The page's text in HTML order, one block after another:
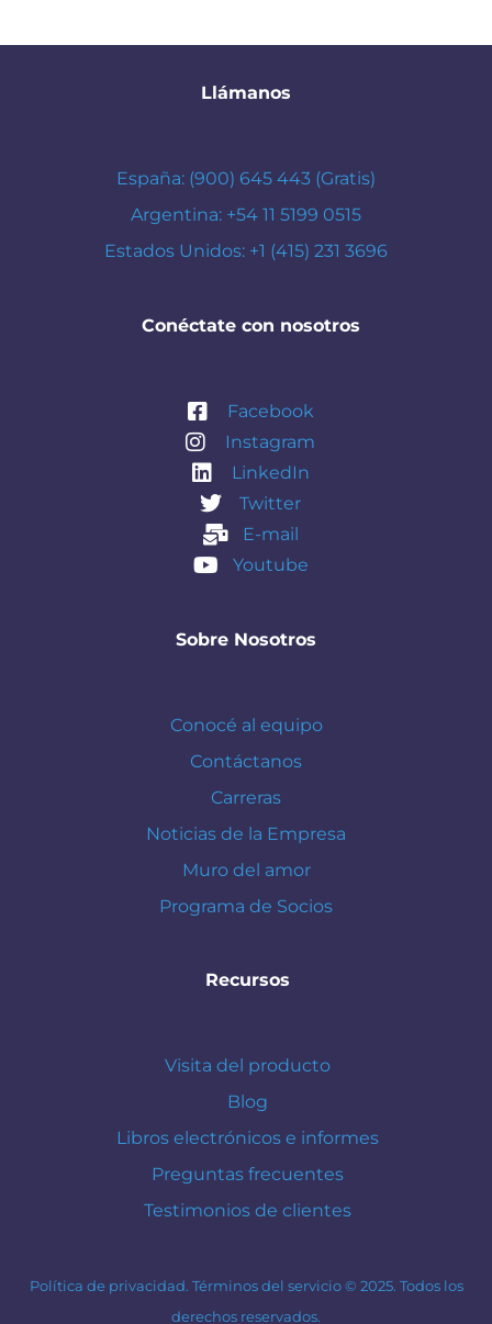
Llámanos
España: (900) 645 443 (Gratis)
Argentina: +54 11 5199 0515
Estados Unidos: +1 (415) 231 3696
Conéctate con nosotros
Facebook
Instagram
LinkedIn
Twitter
E-mail
Youtube
Sobre Nosotros
Conocé al equipo
Contáctanos
Carreras
Noticias de la Empresa
Muro del amor
Programa de Socios
Recursos
Visita del producto
Blog
Libros electrónicos e informes
Preguntas frecuentes
Testimonios de clientes
Política de privacidad. Términos del servicio © 2025. Todos los
derechos reservados.